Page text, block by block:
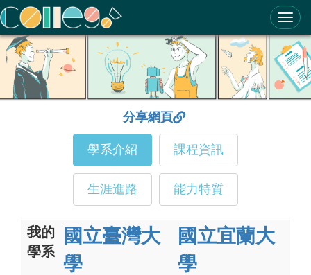
ColleGo! 大學選才與高中育才輔助系統
分享網頁
學系介紹 課程資訊
生涯進路 能力特質
我的
學系
國立臺灣大
學
國立宜蘭大
學